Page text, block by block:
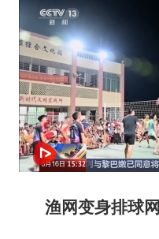
渔网变身排球网